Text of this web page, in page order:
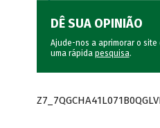
DÊ SUA OPINIÃO
Ajude-nos a aprimorar o site
uma rápida pesquisa.